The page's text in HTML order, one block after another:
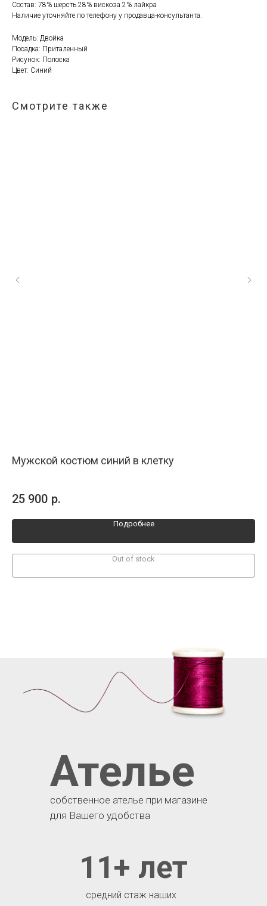
Состав: 78% шерсть 28% вискоза 2% лайкра
Наличие уточняйте по телефону у продавца-консультанта.
Модель: Двойка
Посадка: Приталенный
Рисунок: Полоска
Цвет: Синий
Смотрите также
Мужской костюм синий в клетку
25 900 р.
Подробнее
Out of stock
средний стаж наших
11+ лет
Ателье
собственное ателье при магазине
для Вашего удобства